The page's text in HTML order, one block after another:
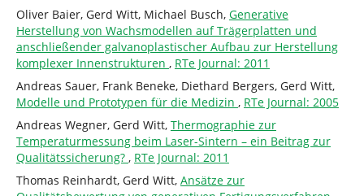
Oliver Baier, Gerd Witt, Michael Busch, Generative
Herstellung von Wachsmodellen auf Trägerplatten und
anschließender galvanoplastischer Aufbau zur Herstellung
komplexer Innenstrukturen , RTe Journal: 2011
Andreas Sauer, Frank Beneke, Diethard Bergers, Gerd Witt,
Modelle und Prototypen für die Medizin , RTe Journal: 2005
Andreas Wegner, Gerd Witt, Thermographie zur
Temperaturmessung beim Laser-Sintern – ein Beitrag zur
Qualitätssicherung? , RTe Journal: 2011
Thomas Reinhardt, Gerd Witt, Ansätze zur